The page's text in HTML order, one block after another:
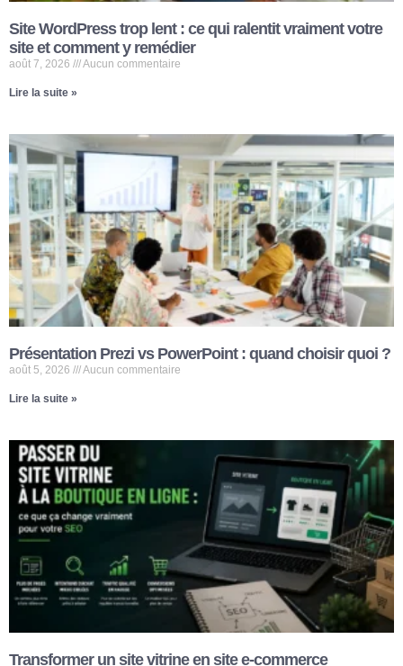
Site WordPress trop lent : ce qui ralentit vraiment votre
site et comment y remédier
août 7, 2026 Aucun commentaire
Lire la suite »
Présentation Prezi vs PowerPoint : quand choisir quoi ?
août 5, 2026 Aucun commentaire
Lire la suite »
Transformer un site vitrine en site e-commerce